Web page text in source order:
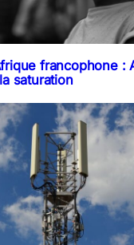
francophone :
saturation